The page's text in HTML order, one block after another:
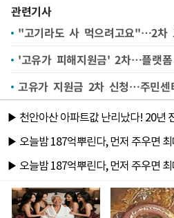
관련기사
'고유가 피해지원금' 2차…플랫
고유가 지원금 2차 신청…주민